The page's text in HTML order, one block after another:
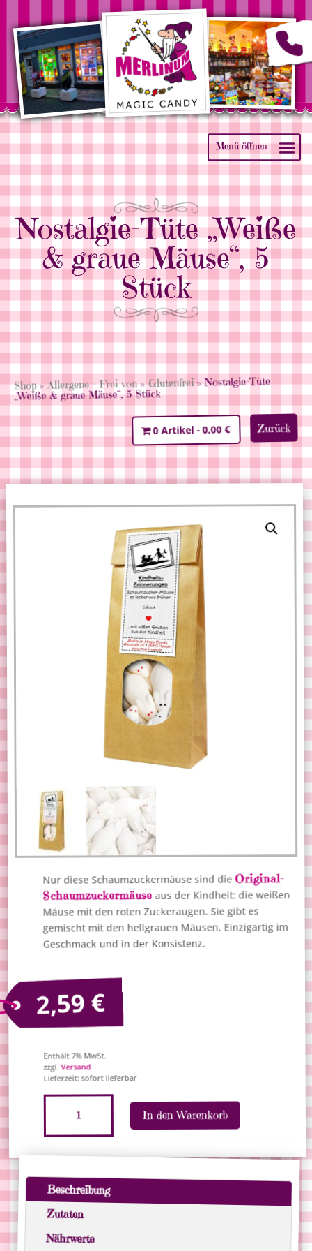
Nostalgie-Tüte „Weiße
& graue Mäuse“, 5
Stück
Shop»Allergene - Frei von»Glutenfrei» Nostalgie-Tüte
„Weiße & graue Mäuse“, 5 Stück
Zurück
0 Artikel 0,00 €
Nur diese Schaumzuckermäuse sind dieOriginal-
Schaumzuckermäuseaus der Kindheit: die weißen
Mäuse mit den roten Zuckeraugen. Sie gibt es
gemischt mit den hellgrauen Mäusen. Einzigartig im
Geschmack und in der Konsistenz.
2,59€
Enthält 7% MwSt.
zzgl.Versand
Lieferzeit: sofort lieferbar
"Weiße
Mäuse",
5
Stück
Menge
In den Warenkorb
A
a
Beschreibung
Zutaten
Nährwerte